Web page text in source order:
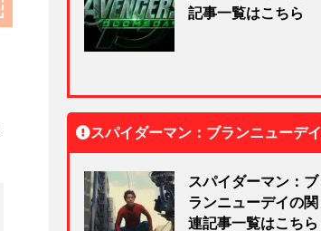
記事一覧はこちら
スパイダーマン：ブランニューデイ
スパイダーマン：ブ
ランニューデイの関
連記事一覧はこちら